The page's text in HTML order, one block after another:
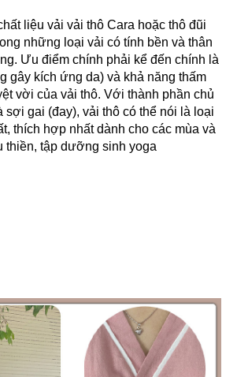
liệu vải vải thô Cara hoặc thô đũi
những loại vải có tính bền và thân
Ưu điểm chính phải kể đến chính là
gây kích ứng da) và khả năng thấm
vời của vải thô. Với thành phần chủ
sợi gai (đay), vải thô có thể nói là loại
thích hợp nhất dành cho các mùa và
thiền, tập dưỡng sinh yoga